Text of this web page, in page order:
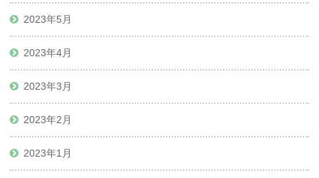
2023年5月
2023年4月
2023年3月
2023年2月
2023年1月